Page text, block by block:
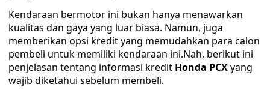
Kendaraan bermotor ini bukan hanya menawarkan
kualitas dan gaya yang luar biasa. Namun, juga
memberikan opsi kredit yang memudahkan para calon
pembeli untuk memiliki kendaraan ini.Nah, berikut ini
penjelasan tentang informasi kredit Honda PCXyang
wajib diketahui sebelum membeli.